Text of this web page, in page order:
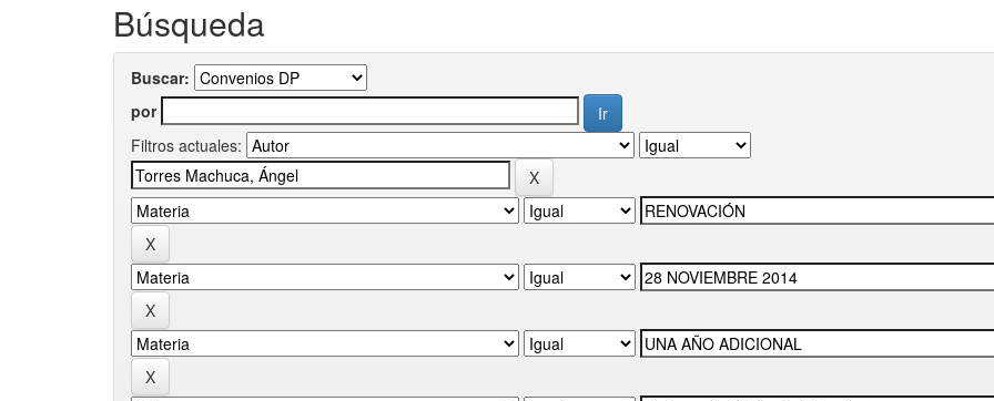
Búsqueda
Buscar:
por
Filtros actuales: